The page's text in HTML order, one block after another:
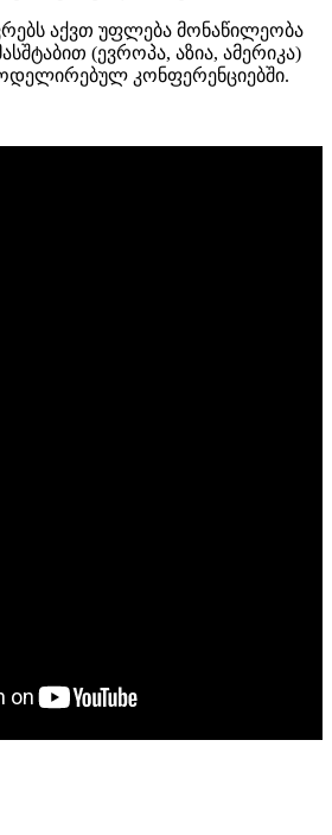
აქვთ უფლება მონაწილეობა
(ევროპა, აზია, ამერიკა)
კონფერენციებში.